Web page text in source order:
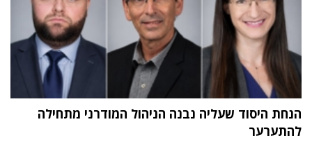
הנחת היסוד שעליה נבנה הניהול המודרני מתחילה
להתערער